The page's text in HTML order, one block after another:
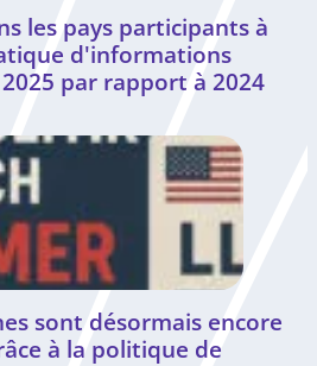
les pays participants à
d'informations
2025 par rapport à 2024
sont désormais encore
à la politique de